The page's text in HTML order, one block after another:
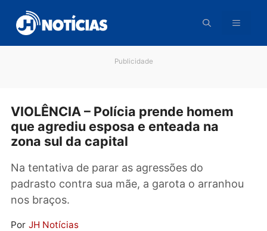
para
conteúdo
VIOLÊNCIA – Polícia prende homem
que agrediu esposa e enteada na
Na tentativa de parar as agressões do
padrasto contra sua mãe, a garota o
nos braços.